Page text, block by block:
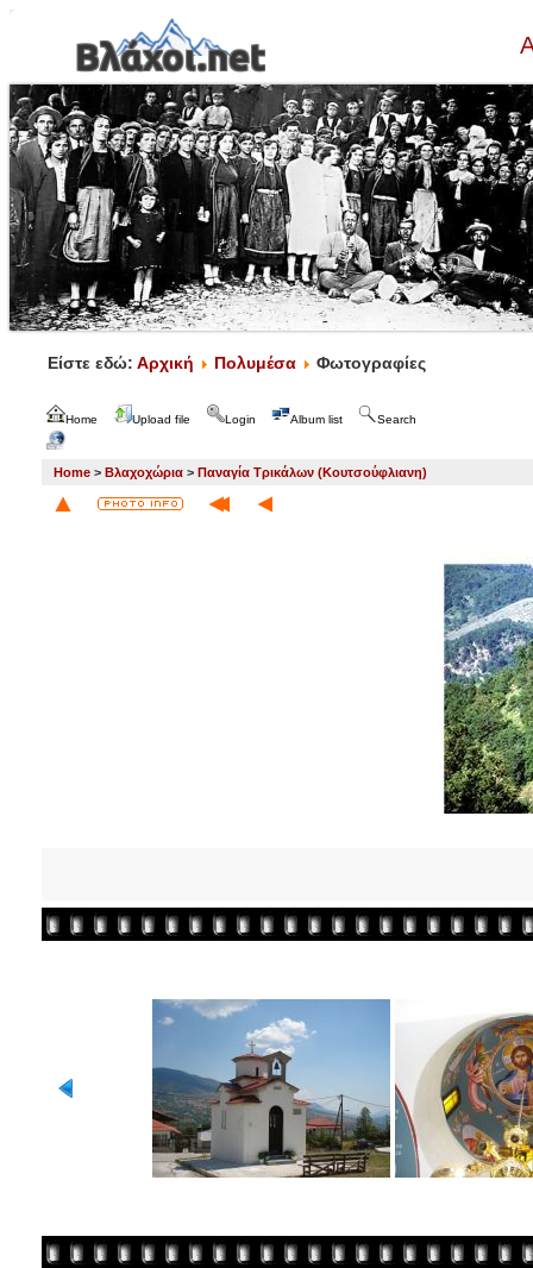
Είστε εδώ: Αρχική Πολυμέσα Φωτογραφίες
Home Upload file Login Album list Search
Home > Βλαχοχώρια > Παναγία Τρικάλων (Κουτσούφλιανη)